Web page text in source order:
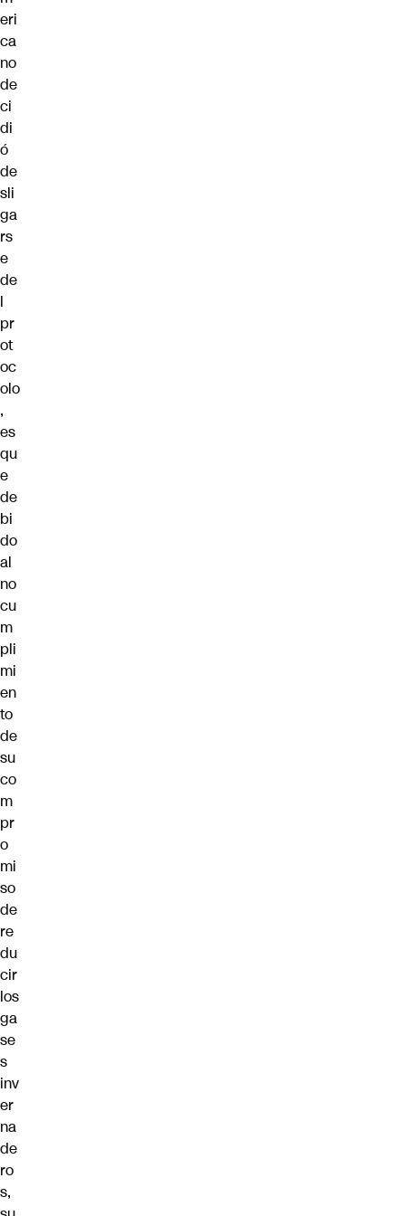
eri
ca
no
de
ci
di
ó
de
sli
ga
rs
e
de
l
pr
ot
oc
olo
,
es
qu
e
de
bi
do
al
no
cu
m
pli
mi
en
to
de
su
co
m
pr
o
mi
so
de
re
du
cir
los
ga
se
s
inv
er
na
de
ro
s,